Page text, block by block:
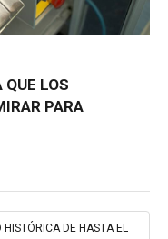
QUE LOS
PARA
DE HASTA EL